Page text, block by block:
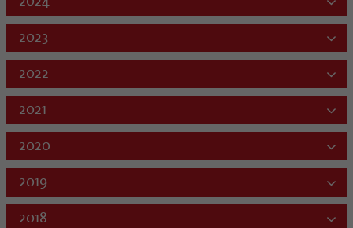
2023
2022
2021
2020
2019
2018